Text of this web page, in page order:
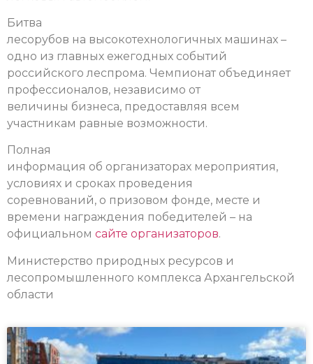
Битва
лесорубов на высокотехнологичных машинах –
одно из главных ежегодных событий
российского леспрома. Чемпионат объединяет
профессионалов, независимо от
величины бизнеса, предоставляя всем
участникам равные возможности.
Полная
информация об организаторах мероприятия,
условиях и сроках проведения
соревнований, о призовом фонде, месте и
времени награждения победителей – на
официальном сайте организаторов.
Министерство природных ресурсов и
лесопромышленного комплекса Архангельской
области